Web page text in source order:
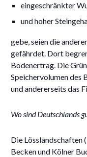
eingeschränkter
und hoher
gebe, seien die
gefährdet. Dort
Bodenertrag. Die
Speichervolumen des
und andererseits das
Wo sind Deutschlands
Die
Becken und Kölner